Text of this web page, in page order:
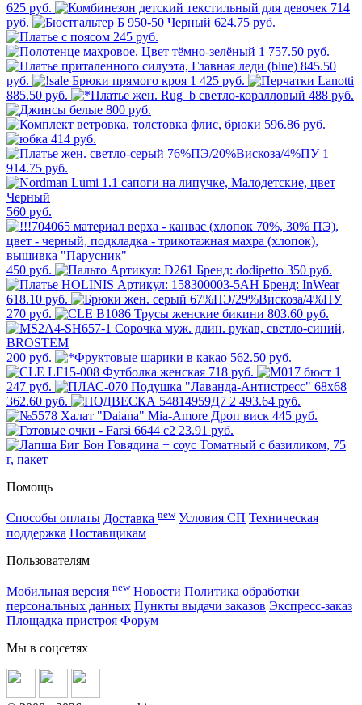
625 руб.
714
руб.
624.75 руб.
245 руб.
1 757.50 руб.
845.50
руб.
1 425 руб.
885.50 руб.
488 руб.
800 руб.
596.86 руб.
414 руб.
1
914.75 руб.
560 руб.
450 руб. 350 руб.
618.10 руб.
270 руб.
803.60 руб.
200 руб.
562.50 руб.
718 руб.
1
247 руб.
362.60 руб.
2 493.64 руб.
445 руб.
23.91 руб.
Помощь
Способы оплаты Доставка new Условия СП Техническая
поддержка Поставщикам
Пользователям
Мобильная версия new Новости Политика обработки
персональных данных Пункты выдачи заказов Экспресс-заказ
Площадка пристроя Форум
Мы в соцсетях